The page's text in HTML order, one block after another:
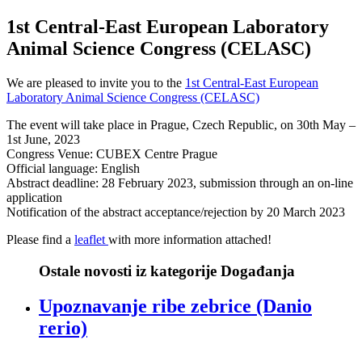
1st Central-East European Laboratory
Animal Science Congress (CELASC)
We are pleased to invite you to the 1st Central-East European
Laboratory Animal Science Congress (CELASC)
The event will take place in Prague, Czech Republic, on 30th May –
1st June, 2023
Congress Venue: CUBEX Centre Prague
Official language: English
Abstract deadline: 28 February 2023, submission through an on-line
application
Notification of the abstract acceptance/rejection by 20 March 2023
Please find a leaflet with more information attached!
Ostale novosti iz kategorije Događanja
Upoznavanje ribe zebrice (Danio
rerio)